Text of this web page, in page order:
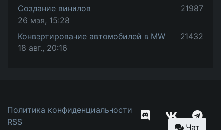
Создание винилов
26 мая, 15:28
21987
Конвертирование автомобилей в MW
18 авг., 20:16
21432
Политика конфиденциальности
RSS
Чат